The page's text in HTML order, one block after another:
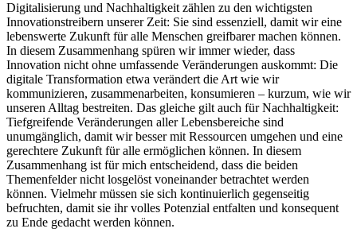
Digitalisierung und Nachhaltigkeit zählen zu den wichtigsten
Innovationstreibern unserer Zeit: Sie sind essenziell, damit wir eine
lebenswerte Zukunft für alle Menschen greifbarer machen können.
In diesem Zusammenhang spüren wir immer wieder, dass
Innovation nicht ohne umfassende Veränderungen auskommt: Die
digitale Transformation etwa verändert die Art wie wir
kommunizieren, zusammenarbeiten, konsumieren – kurzum, wie wir
unseren Alltag bestreiten. Das gleiche gilt auch für Nachhaltigkeit:
Tiefgreifende Veränderungen aller Lebensbereiche sind
unumgänglich, damit wir besser mit Ressourcen umgehen und eine
gerechtere Zukunft für alle ermöglichen können. In diesem
Zusammenhang ist für mich entscheidend, dass die beiden
Themenfelder nicht losgelöst voneinander betrachtet werden
können. Vielmehr müssen sie sich kontinuierlich gegenseitig
befruchten, damit sie ihr volles Potenzial entfalten und konsequent
zu Ende gedacht werden können.